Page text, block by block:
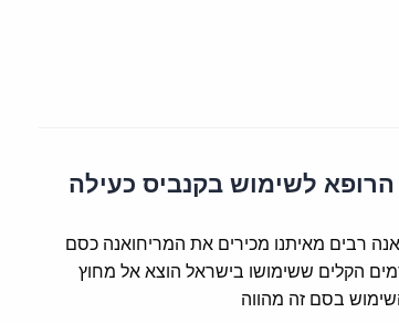
לשימוש בקנביס כעילה
רבים מאיתנו מכירים את המריחואנה כסם
הקלים ששימושו בישראל הוצא אל מחוץ
בסם זה מהווה